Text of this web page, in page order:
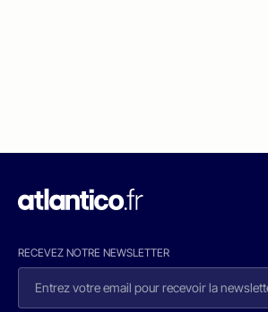
RECEVEZ NOTRE NEWSLETTER